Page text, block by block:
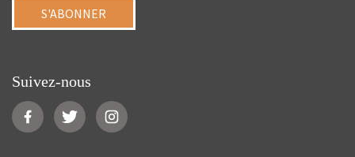
S'ABONNER
Suivez-nous